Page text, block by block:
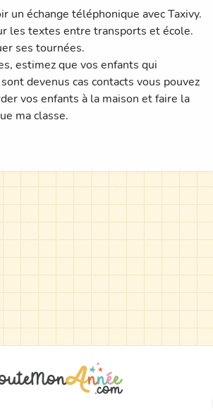
un échange téléphonique avec Taxivy.
les textes entre transports et école.
ses tournées.
estimez que vos enfants qui
devenus cas contacts vous pouvez
vos enfants à la maison et faire la
ma classe.